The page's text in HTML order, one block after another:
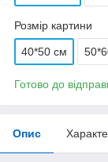
Розмір картини
40*50 см
Готово до
Опис